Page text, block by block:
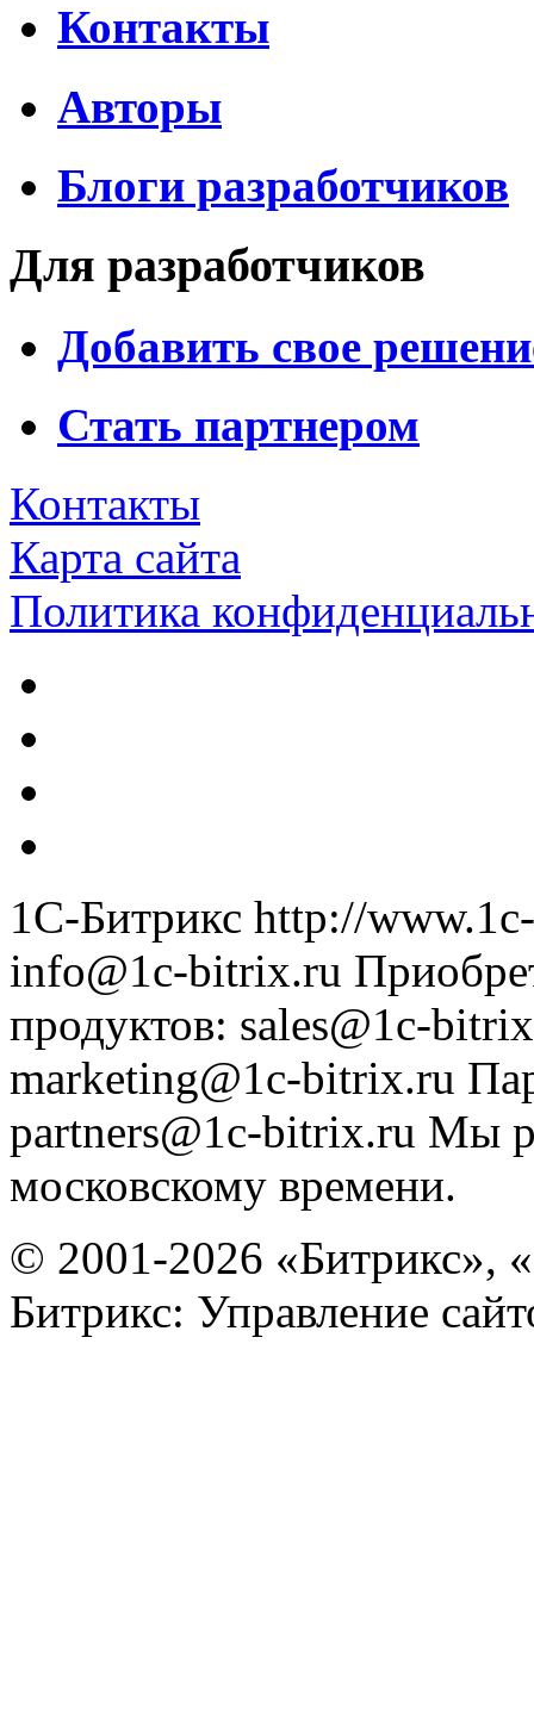
Контакты
Авторы
Блоги разработчиков
Для разработчиков
Добавить свое
Стать партнером
Контакты
Карта сайта
Политика
1С-Битрикс http://
info@1c-bitrix.ru
продуктов: sales@1c-
marketing@1c-bitrix.ru
partners@1c-bitrix.ru Мы
московскому времени.
© 2001-2026 «Битрикс»,
Битрикс: Управление